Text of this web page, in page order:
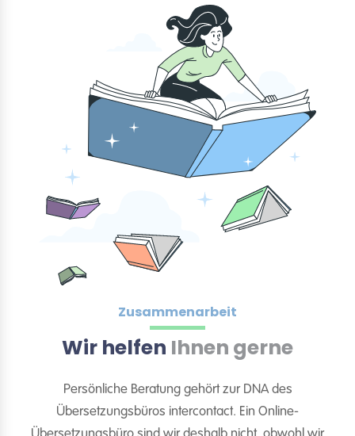
Zusammenarbeit
Wir helfen Ihnen gerne
Persönliche Beratung gehört zur DNA des
Übersetzungsbüros intercontact. Ein Online-